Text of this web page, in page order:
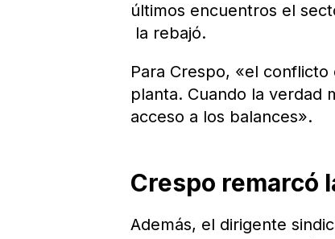
últimos encuentros el
la rebajó.
Para Crespo, «el
planta. Cuando la verdad
acceso a los balances».
Crespo remarcó
Además, el dirigente